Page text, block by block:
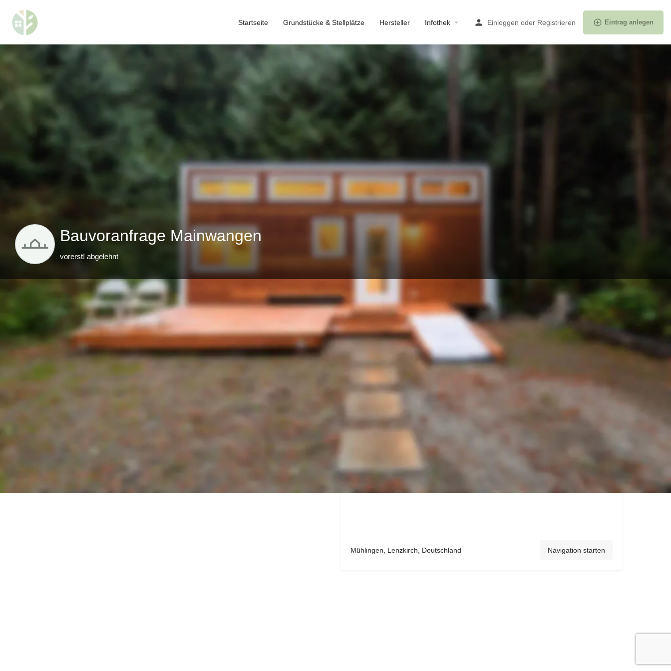
Startseite Grundstücke & Stellplätze Hersteller Infothek Einloggen oder Registrieren Eintrag anlegen
Bauvoranfrage Mainwangen
vorerst! abgelehnt
Profil
merken teilen
In der Gemeinderatsitzung wurde viel diskutiert und die Anfrage wurde vorerst
Adresse
Mühlingen, Lenzkirch, Deutschland Navigation starten